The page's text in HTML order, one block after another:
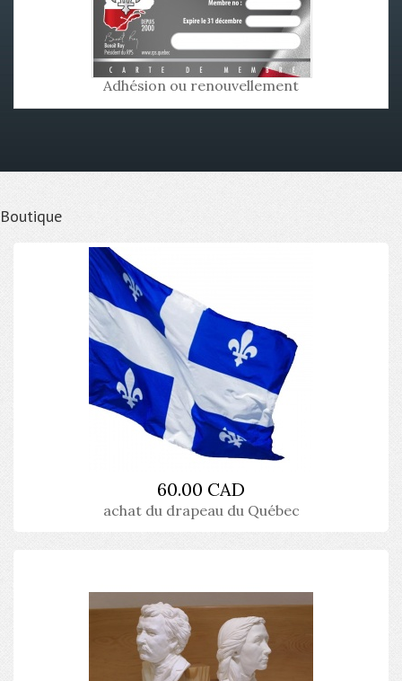
Adhésion ou renouvellement
Boutique
60.00 CAD
achat du drapeau du Québec